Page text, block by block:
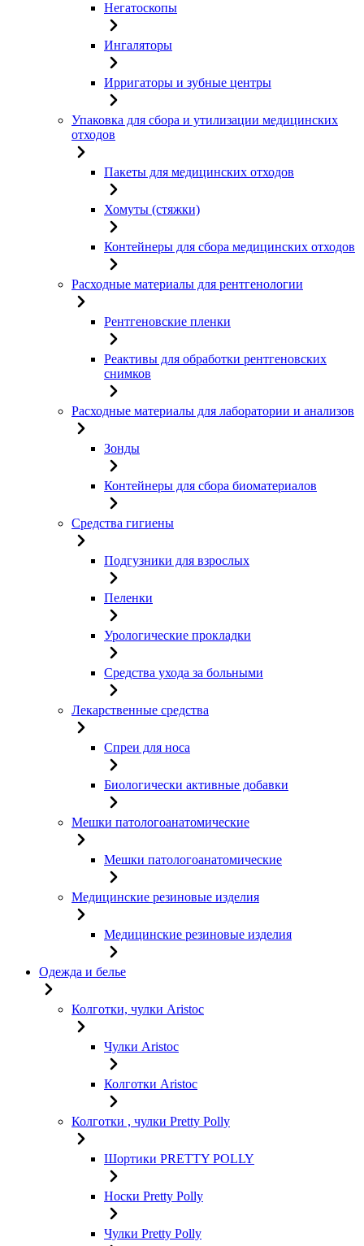
Негатоскопы
Ингаляторы
Ирригаторы и зубные центры
Упаковка для сбора и утилизации медицинских
отходов
Пакеты для медицинских отходов
Хомуты (стяжки)
Контейнеры для сбора медицинских отходов
Расходные материалы для рентгенологии
Рентгеновские пленки
Реактивы для обработки рентгеновских
снимков
Расходные материалы для лаборатории и анализов
Зонды
Контейнеры для сбора биоматериалов
Средства гигиены
Подгузники для взрослых
Пеленки
Урологические прокладки
Средства ухода за больными
Лекарственные средства
Спреи для носа
Биологически активные добавки
Мешки патологоанатомические
Мешки патологоанатомические
Медицинские резиновые изделия
Медицинские резиновые изделия
Одежда и белье
Колготки, чулки Aristoc
Чулки Aristoc
Колготки Aristoc
Колготки , чулки Pretty Polly
Шортики PRETTY POLLY
Носки Pretty Polly
Чулки Pretty Polly